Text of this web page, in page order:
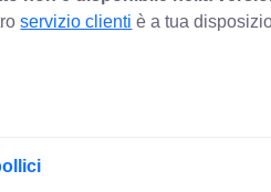
servizio clienti è a tua